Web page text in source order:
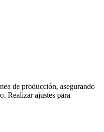
de producción, asegurando
Realizar ajustes para